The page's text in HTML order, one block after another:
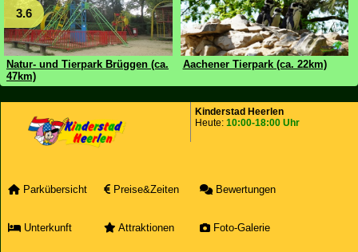
3.6
Natur- und Tierpark Brüggen (ca.
47km)
Aachener Tierpark (ca. 22km)
Kinderstad Heerlen
Heute: 10:00-18:00 Uhr
Parkübersicht Preise&Zeiten Bewertungen
Unterkunft Attraktionen Foto-Galerie